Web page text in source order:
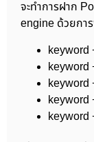
จะทำการฝาก
engine ด้วยกา
keyword
keyword
keyword
keyword
keyword